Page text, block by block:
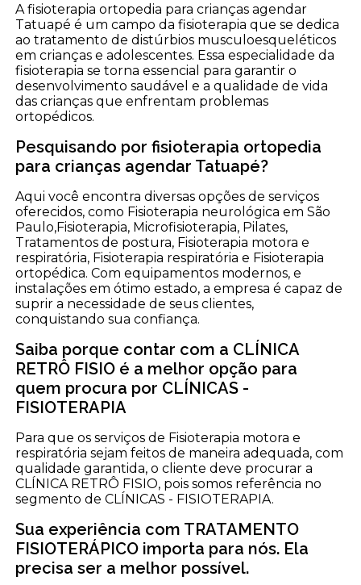
A fisioterapia ortopedia para crianças agendar
Tatuapé é um campo da fisioterapia que se dedica
ao tratamento de distúrbios musculoesqueléticos
em crianças e adolescentes. Essa especialidade da
fisioterapia se torna essencial para garantir o
desenvolvimento saudável e a qualidade de vida
das crianças que enfrentam problemas
ortopédicos.
Pesquisando por fisioterapia ortopedia
para crianças agendar Tatuapé?
Aqui você encontra diversas opções de serviços
oferecidos, como Fisioterapia neurológica em São
Paulo,Fisioterapia, Microfisioterapia, Pilates,
Tratamentos de postura, Fisioterapia motora e
respiratória, Fisioterapia respiratória e Fisioterapia
ortopédica. Com equipamentos modernos, e
instalações em ótimo estado, a empresa é capaz de
suprir a necessidade de seus clientes,
conquistando sua confiança.
Saiba porque contar com a CLÍNICA
RETRÔ FISIO é a melhor opção para
quem procura por CLÍNICAS -
FISIOTERAPIA
Para que os serviços de Fisioterapia motora e
respiratória sejam feitos de maneira adequada, com
qualidade garantida, o cliente deve procurar a
CLÍNICA RETRÔ FISIO, pois somos referência no
segmento de CLÍNICAS - FISIOTERAPIA.
Sua experiência com TRATAMENTO
FISIOTERÁPICO importa para nós. Ela
precisa ser a melhor possível.